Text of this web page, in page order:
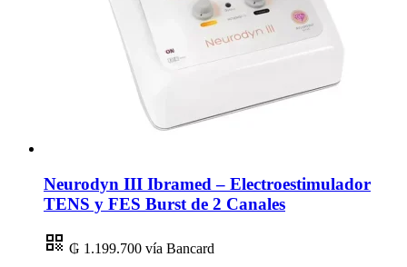
Neurodyn III Ibramed – Electroestimulador
TENS y FES Burst de 2 Canales
₲ 1.199.700 vía Bancard